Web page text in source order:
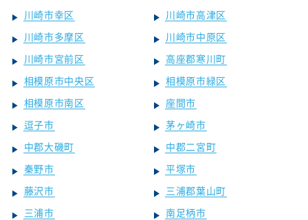
川崎市幸区
川崎市高津区
川崎市多摩区
川崎市中原区
川崎市宮前区
高座郡寒川町
相模原市中央区
相模原市緑区
相模原市南区
座間市
逗子市
茅ヶ崎市
中郡大磯町
中郡二宮町
秦野市
平塚市
藤沢市
三浦郡葉山町
三浦市
南足柄市